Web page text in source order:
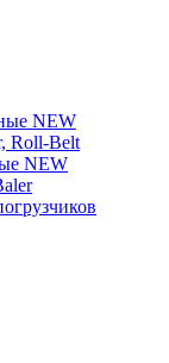
NEW
Roll-Belt
NEW